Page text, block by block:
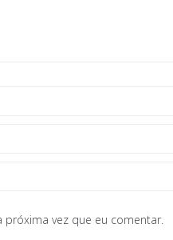
próxima vez que eu comentar.